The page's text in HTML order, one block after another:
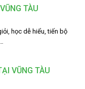
TÀU
học dễ hiểu, tiến bộ
VŨNG TÀU